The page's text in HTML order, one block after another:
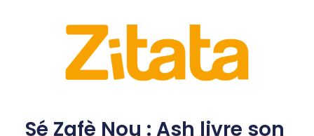
Sé Zafè Nou : Ash livre son